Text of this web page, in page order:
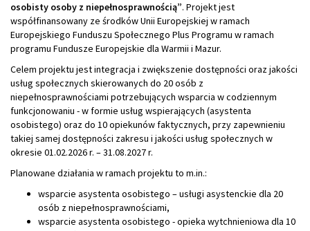
osobisty osoby z niepełnosprawnością”. Projekt jest
współfinansowany ze środków Unii Europejskiej w ramach
Europejskiego Funduszu Społecznego Plus Programu w ramach
programu Fundusze Europejskie dla Warmii i Mazur.
Celem projektu jest integracja i zwiększenie dostępności oraz jakości
usług społecznych skierowanych do 20 osób z
niepełnosprawnościami potrzebujących wsparcia w codziennym
funkcjonowaniu - w formie usług wspierających (asystenta
osobistego) oraz do 10 opiekunów faktycznych, przy zapewnieniu
takiej samej dostępności zakresu i jakości usług społecznych w
okresie 01.02.2026 r. – 31.08.2027 r.
Planowane działania w ramach projektu to m.in.:
wsparcie asystenta osobistego – usługi asystenckie dla 20
osób z niepełnosprawnościami,
wsparcie asystenta osobistego - opieka wytchnieniowa dla 10